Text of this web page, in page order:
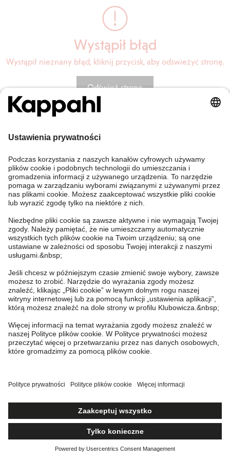
Wystąpił błąd
Wystąpił nieznany błąd, kliknij przycisk, aby odświeżyć stronę.
Odśwież stronę